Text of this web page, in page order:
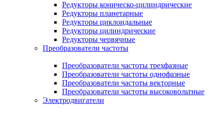
Редукторы коническо-цилиндрические
Редукторы планетарные
Редукторы циклоидальные
Редукторы цилиндрические
Редукторы червячные
Преобразователи частоты
Преобразователи частоты трехфазные
Преобразователи частоты однофазные
Преобразователи частоты векторные
Преобразователи частоты высоковольтные
Электродвигатели